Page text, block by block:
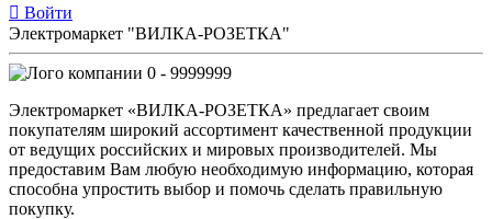
Войти
Электромаркет "ВИЛКА-РОЗЕТКА"
0 - 9999999
Электромаркет «ВИЛКА-РОЗЕТКА» предлагает своим
покупателям широкий ассортимент качественной продукции
от ведущих российских и мировых производителей. Мы
предоставим Вам любую необходимую информацию, которая
способна упростить выбор и помочь сделать правильную
покупку.